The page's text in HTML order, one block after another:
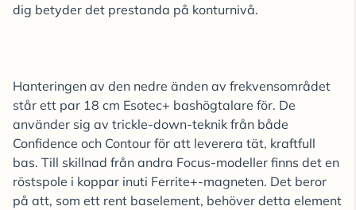
dig betyder det prestanda på konturnivå.
Hanteringen av den nedre änden av frekvensområdet
står ett par 18 cm Esotec+ bashögtalare för. De
använder sig av trickle-down-teknik från både
Confidence och Contour för att leverera tät, kraftfull
bas. Till skillnad från andra Focus-modeller finns det en
röstspole i koppar inuti Ferrite+-magneten. Det beror
på att, som ett rent baselement, behöver detta element